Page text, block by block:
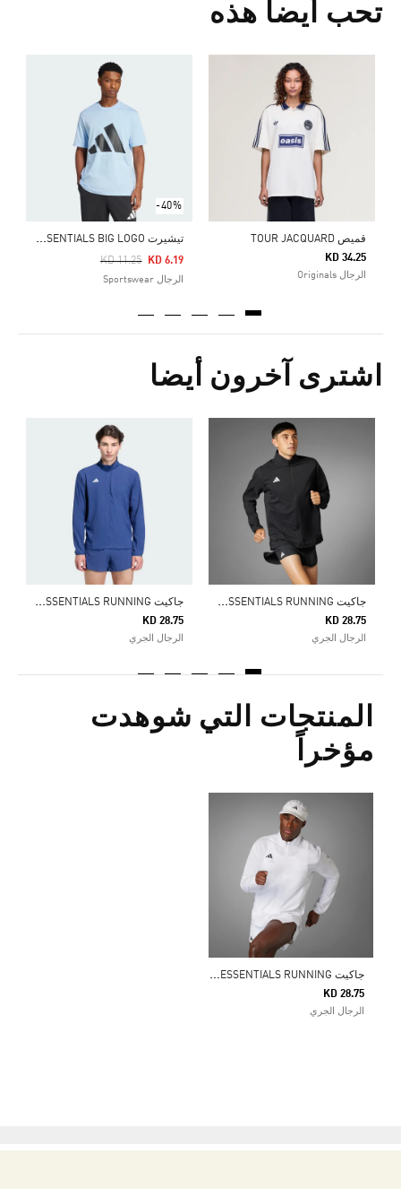
تحب أيضا هذه
قميص TOUR JACQUARD
KD 34.25
الرجال Originals
-40%
ت
يشيرت ESSENTIALS BIG LOGO
Price Reduced From
KD 11.25
To KD 6.19
الرجال Sportswear
اشترى آخرون أيضا
ج
اكيت ADIZERO ESSENTIALS RUNNING
KD 28.75
الرجال الجري
ج
اكيت ADIZERO ESSENTIALS RUNNING
KD 28.75
الرجال الجري
المنتجات التي شوهدت
مؤخراً
ج
اكيت ADIZERO ESSENTIALS RUNNING
KD 28.75
الرجال الجري